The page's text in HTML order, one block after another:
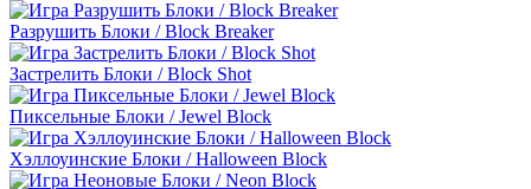
Разрушить Блоки / Block Breaker
Застрелить Блоки / Block Shot
Пиксельные Блоки / Jewel Block
Хэллоуинские Блоки / Halloween Block